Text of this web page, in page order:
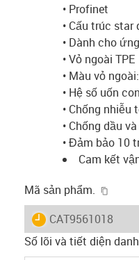
• Profinet
• Cấu trúc star
• Dành cho
• Vỏ ngoài TPE
• Màu vỏ
• Hệ số uốn
• Chống nhiễu
• Chống dầu
• Đảm bảo 10
Cam kết
Mã sản phẩm.
igus-icon-lieferzeit
CAT9561018
Số lõi và tiết diện